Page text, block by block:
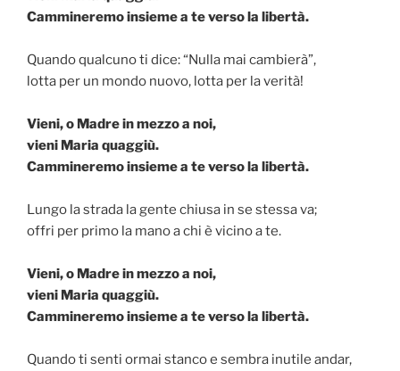
Cammineremo insieme a te verso la libertà.
Quando qualcuno ti dice: “Nulla mai cambierà”,
lotta per un mondo nuovo, lotta per la verità!
Vieni, o Madre in mezzo a noi,
vieni Maria quaggiù.
Cammineremo insieme a te verso la libertà.
Lungo la strada la gente chiusa in se stessa va;
offri per primo la mano a chi è vicino a te.
Vieni, o Madre in mezzo a noi,
vieni Maria quaggiù.
Cammineremo insieme a te verso la libertà.
Quando ti senti ormai stanco e sembra inutile andar,